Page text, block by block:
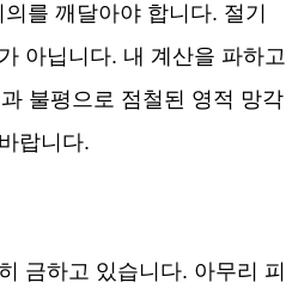
를 깨달아야 합니다. 절기
아닙니다. 내 계산을 파하고
불평으로 점철된 영적 망각
랍니다.
금하고 있습니다. 아무리 피